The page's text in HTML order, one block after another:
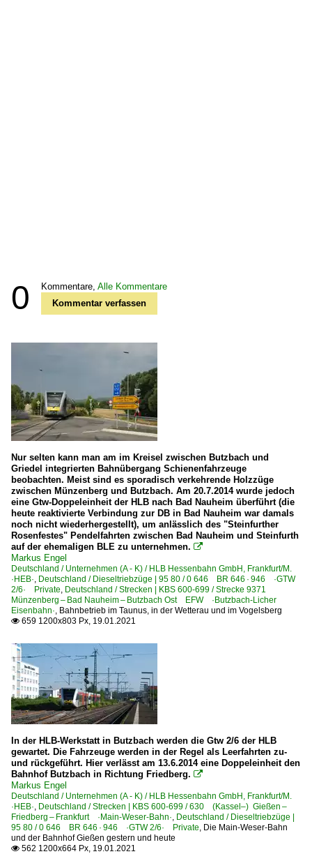
0 Kommentare, Alle Kommentare
Kommentar verfassen
Nur selten kann man am im Kreisel zwischen Butzbach und
Griedel integrierten Bahnübergang Schienenfahrzeuge
beobachten. Meist sind es sporadisch verkehrende Holzzüge
zwischen Münzenberg und Butzbach. Am 20.7.2014 wurde jedoch
eine Gtw-Doppeleinheit der HLB nach Bad Nauheim überführt (die
heute reaktivierte Verbindung zur DB in Bad Nauheim war damals
noch nicht wiederhergestellt), um anlässlich des "Steinfurther
Rosenfestes" Pendelfahrten zwischen Bad Nauheim und Steinfurth
auf der ehemaligen BLE zu unternehmen. 
Markus Engel
Deutschland / Unternehmen (A - K) / HLB Hessenbahn GmbH, Frankfurt/M.
·HEB· Deutschland / Dieseltriebzüge | 95 80 / 0 646 BR 646 · 946 ·GTW
2/6· Private Deutschland / Strecken | KBS 600-699 / Strecke 9371
Münzenberg – Bad Nauheim – Butzbach Ost EFW ·Butzbach-Licher
Eisenbahn· Bahnbetrieb im Taunus, in der Wetterau und im Vogelsberg
 659 1200x803 Px, 19.01.2021
In der HLB-Werkstatt in Butzbach werden die Gtw 2/6 der HLB
gewartet. Die Fahrzeuge werden in der Regel als Leerfahrten zu-
und rückgeführt. Hier verlässt am 13.6.2014 eine Doppeleinheit den
Bahnhof Butzbach in Richtung Friedberg. 
Markus Engel
Deutschland / Unternehmen (A - K) / HLB Hessenbahn GmbH, Frankfurt/M.
·HEB· Deutschland / Strecken | KBS 600-699 / 630 (Kassel–) Gießen –
Friedberg – Frankfurt ·Main-Weser-Bahn· Deutschland / Dieseltriebzüge |
95 80 / 0 646 BR 646 · 946 ·GTW 2/6· Private Die Main-Weser-Bahn
und der Bahnhof Gießen gestern und heute
 562 1200x664 Px, 19.01.2021